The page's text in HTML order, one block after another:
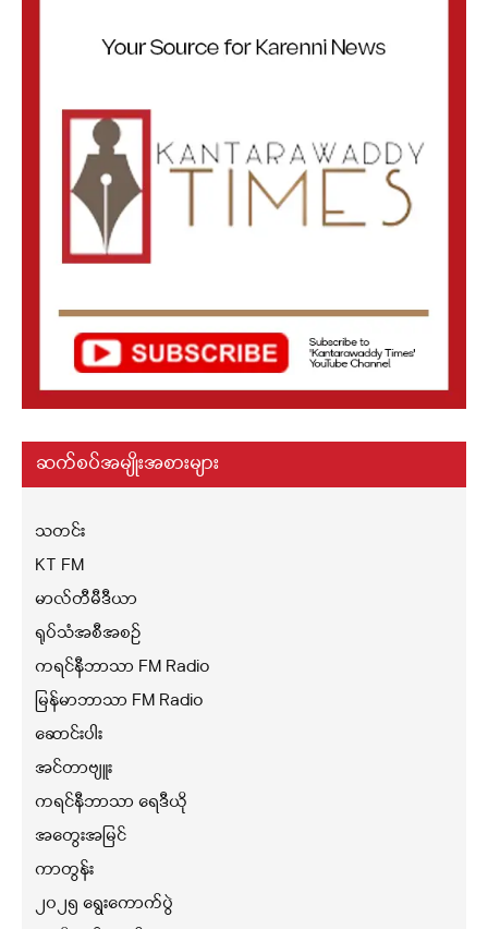
ဆက်စပ်အမျိုးအစားများ
သတင်း
KT FM
မာလ်တီမီဒီယာ
ရုပ်သံအစီအစဉ်
ကရင်နီဘာသာ FM Radio
မြန်မာဘာသာ FM Radio
ဆောင်းပါး
အင်တာဗျူး
ကရင်နီဘာသာ ရေဒီယို
အတွေးအမြင်
ကာတွန်း
၂၀၂၅ ရွေးကောက်ပွဲ